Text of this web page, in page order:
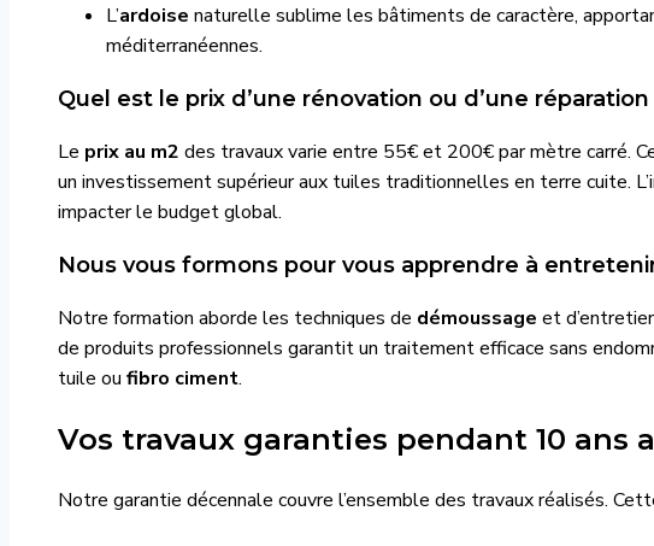
L’ardoise naturelle sublime les bâtiments de caractère,
méditerranéennes.
Quel est le prix d’une rénovation ou d’une
Le prix au m2 des travaux varie entre 55€ et 200€ par mètre carré.
un investissement supérieur aux tuiles traditionnelles en terre cuite.
impacter le budget global.
Nous vous formons pour vous apprendre à
Notre formation aborde les techniques de démoussage et
de produits professionnels garantit un traitement efficace sans
tuile ou fibro ciment.
Vos travaux garanties pendant 10 ans
Notre garantie décennale couvre l’ensemble des travaux réalisés.